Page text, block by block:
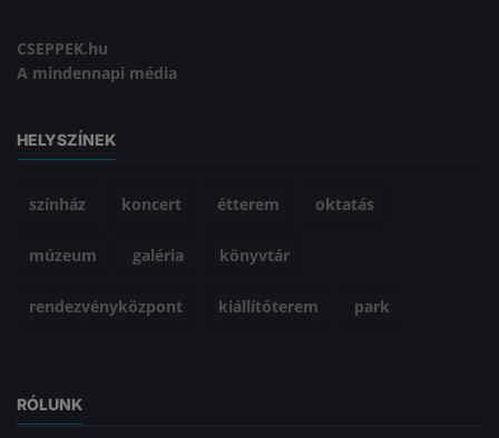
CSEPPEK.hu
A mindennapi média
HELYSZÍNEK
színház koncert étterem oktatás
múzeum galéria könyvtár
rendezvényközpont kiállítóterem park
RÓLUNK